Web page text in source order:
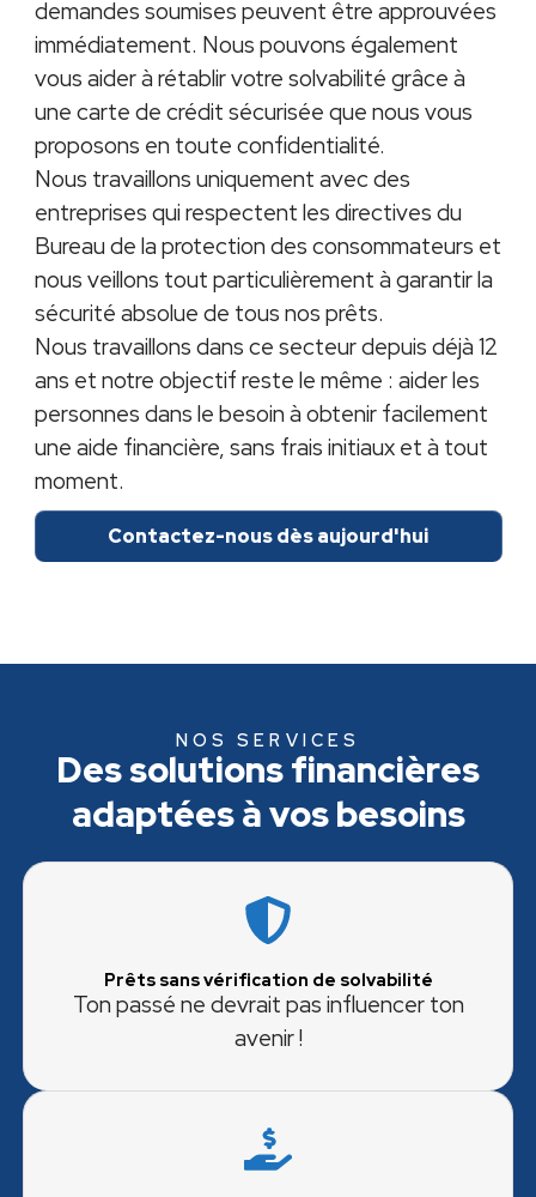
demandes soumises peuvent être approuvées
immédiatement. Nous pouvons également
vous aider à rétablir votre solvabilité grâce à
une carte de crédit sécurisée que nous vous
proposons en toute confidentialité.
Nous travaillons uniquement avec des
entreprises qui respectent les directives du
Bureau de la protection des consommateurs et
nous veillons tout particulièrement à garantir la
sécurité absolue de tous nos prêts.
Nous travaillons dans ce secteur depuis déjà 12
ans et notre objectif reste le même : aider les
personnes dans le besoin à obtenir facilement
une aide financière, sans frais initiaux et à tout
moment.
Contactez-nous dès aujourd'hui
NOS SERVICES
Des solutions financières
adaptées à vos besoins
Prêts sans vérification de solvabilité
Ton passé ne devrait pas influencer ton
avenir !